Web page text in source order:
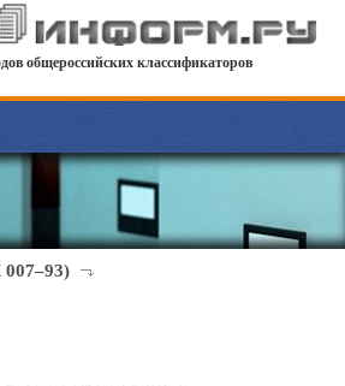
общероссийских классификаторов